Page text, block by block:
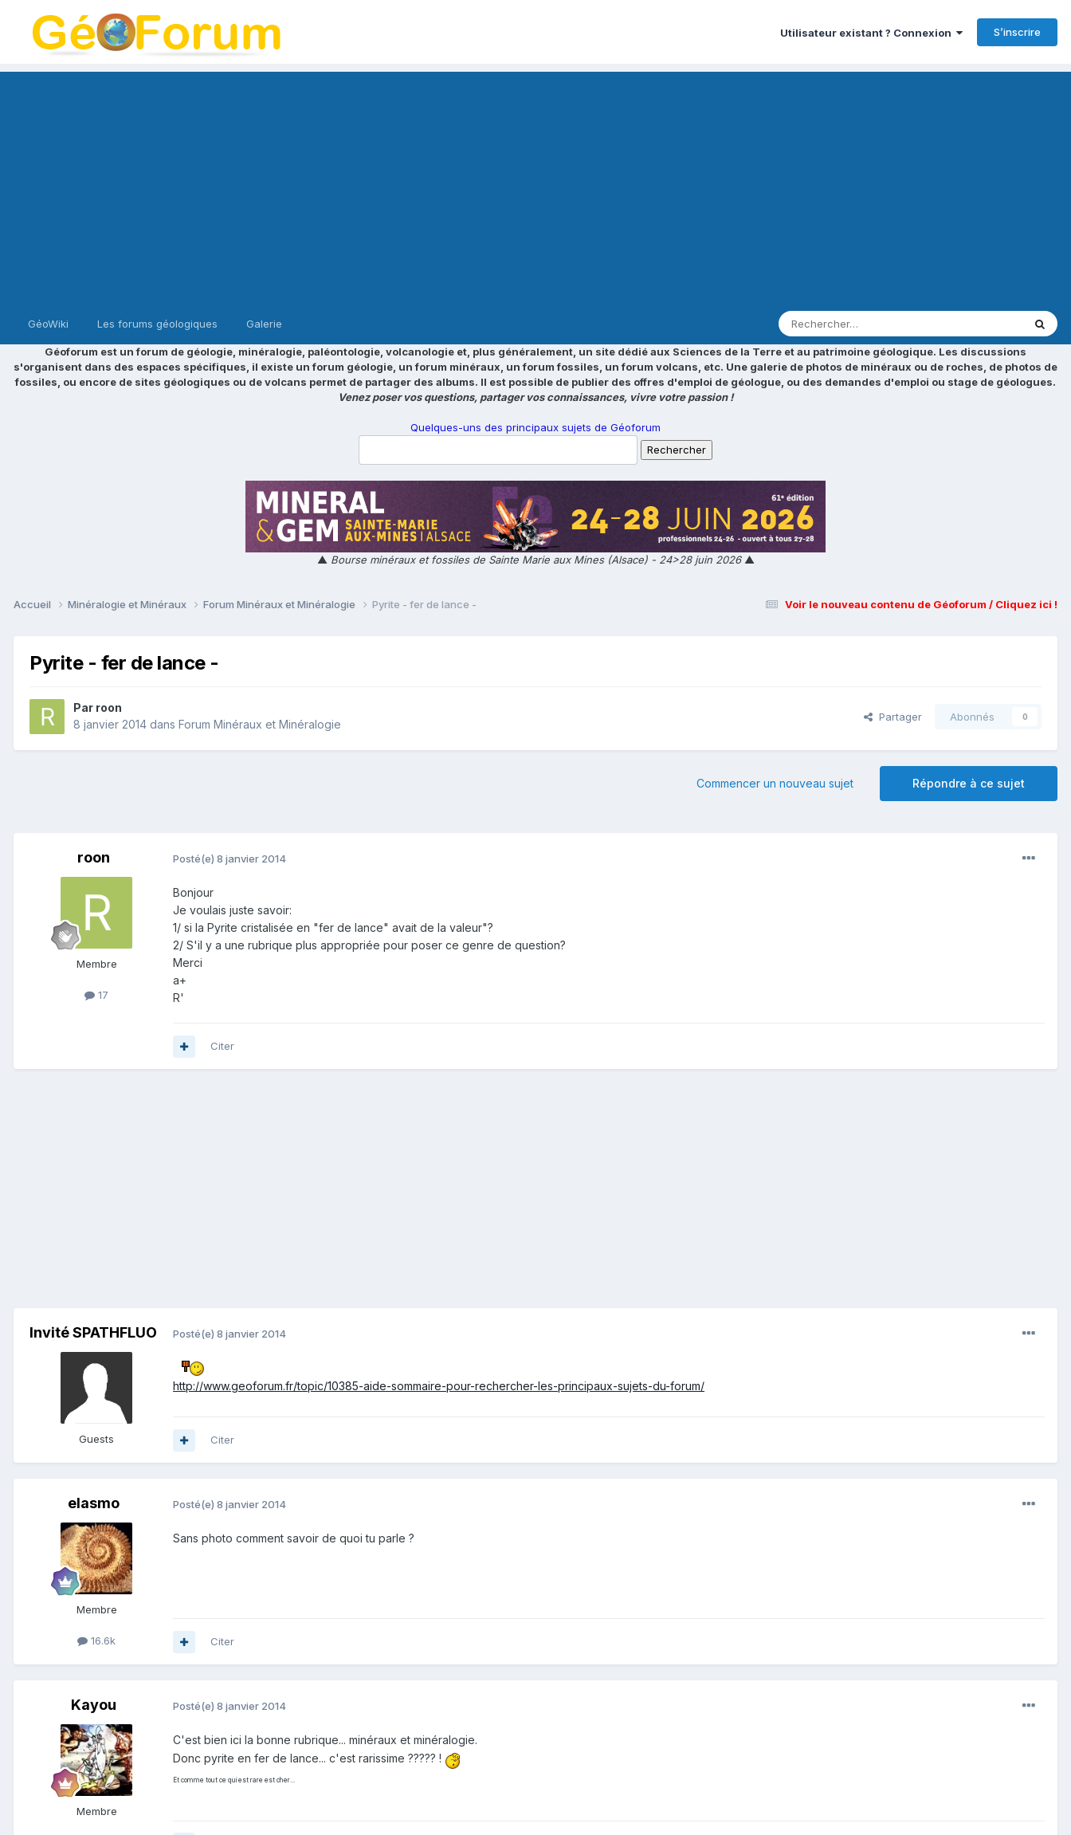
Utilisateur existant ? Connexion S’inscrire
GéoWiki Les forums géologiques Galerie
Géoforum est un forum de géologie, minéralogie, paléontologie, volcanologie et, plus généralement, un site dédié aux Sciences de la Terre et au patrimoine géologique. Les discussions
s'organisent dans des espaces spécifiques, il existe un forum géologie, un forum minéraux, un forum fossiles, un forum volcans, etc. Une galerie de photos de minéraux ou de roches, de photos de
fossiles, ou encore de sites géologiques ou de volcans permet de partager des albums. Il est possible de publier des offres d'emploi de géologue, ou des demandes d'emploi ou stage de géologues.
Venez poser vos questions, partager vos connaissances, vivre votre passion !
Quelques-uns des principaux sujets de Géoforum
▲ Bourse minéraux et fossiles de Sainte Marie aux Mines (Alsace) - 24>28 juin 2026▲
Voir le nouveau contenu de Géoforum / Cliquez ici !
Accueil Minéralogie et Minéraux Forum Minéraux et Minéralogie Pyrite - fer de lance -
Pyrite - fer de lance -
Par roon
8 janvier 2014 dans Forum Minéraux et Minéralogie
Partager Abonnés 0
Répondre à ce sujet
Commencer un nouveau sujet
roon
Membre
17
Posté(e) 8 janvier 2014
Bonjour
Je voulais juste savoir:
1/ si la Pyrite cristalisée en "fer de lance" avait de la valeur"?
2/ S'il y a une rubrique plus appropriée pour poser ce genre de question?
Merci
a+
R'
Citer
Invité SPATHFLUO
Guests
Posté(e) 8 janvier 2014
http://www.geoforum.fr/topic/10385-aide-sommaire-pour-rechercher-les-principaux-sujets-du-forum/
Citer
elasmo
Membre
16.6k
Posté(e) 8 janvier 2014
Sans photo comment savoir de quoi tu parle ?
Citer
Kayou
Membre
Posté(e) 8 janvier 2014
C'est bien ici la bonne rubrique... minéraux et minéralogie.
Donc pyrite en fer de lance... c'est rarissime ????? !
Et comme tout ce qui est rare est cher...